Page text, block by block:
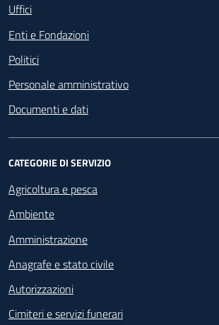
Uffici
Enti e Fondazioni
Politici
Personale amministrativo
Documenti e dati
CATEGORIE DI SERVIZIO
Agricoltura e pesca
Ambiente
Amministrazione
Anagrafe e stato civile
Autorizzazioni
Cimiteri e servizi funerari